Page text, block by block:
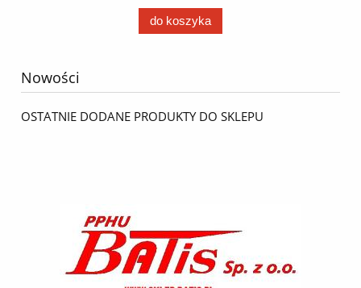
do koszyka
Nowości
OSTATNIE DODANE PRODUKTY DO SKLEPU